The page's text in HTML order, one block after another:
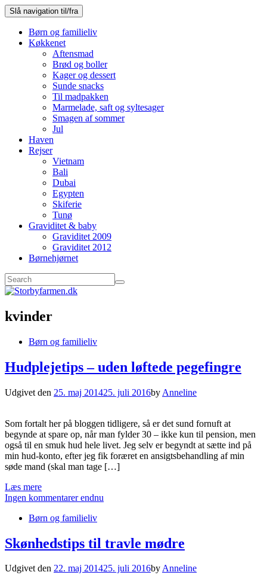
Slå navigation til/fra
Børn og familieliv
Køkkenet
Aftensmad
Brød og boller
Kager og dessert
Sunde snacks
Til madpakken
Marmelade, saft og syltesager
Smagen af sommer
Jul
Haven
Rejser
Vietnam
Bali
Dubai
Egypten
Skiferie
Tunø
Graviditet & baby
Graviditet 2009
Graviditet 2012
Børnehjørnet
kvinder
Børn og familieliv
Hudplejetips – uden løftede pegefingre
Udgivet den 25. maj 201425. juli 2016by Anneline
Som fortalt her på bloggen tidligere, så er det sund fornuft at
begynde at spare op, når man fylder 30 – ikke kun til pension, men
også til en smuk hud hele livet. Jeg selv er begyndt at sætte ind på
min hud-konto, efter jeg fik foræret en ansigtsbehandling af min
søde mand (skal man tage […]
Læs mere
Ingen kommentarer endnu
Børn og familieliv
Skønhedstips til travle mødre
Udgivet den 22. maj 201425. juli 2016byAnneline